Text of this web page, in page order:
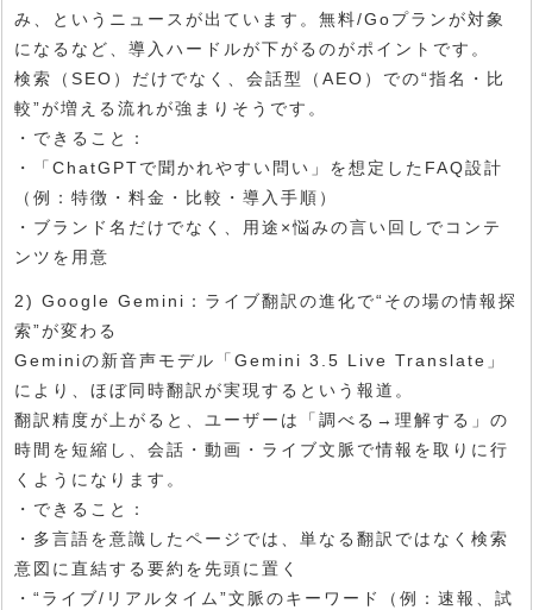
み、というニュースが出ています。無料/Goプランが対象
になるなど、導入ハードルが下がるのがポイントです。
検索（SEO）だけでなく、会話型（AEO）での“指名・比
較”が増える流れが強まりそうです。
・できること：
・「ChatGPTで聞かれやすい問い」を想定したFAQ設計
（例：特徴・料金・比較・導入手順）
・ブランド名だけでなく、用途×悩みの言い回しでコンテ
ンツを用意
2) Google Gemini：ライブ翻訳の進化で“その場の情報探
索”が変わる
Geminiの新音声モデル「Gemini 3.5 Live Translate」
により、ほぼ同時翻訳が実現するという報道。
翻訳精度が上がると、ユーザーは「調べる→理解する」の
時間を短縮し、会話・動画・ライブ文脈で情報を取りに行
くようになります。
・できること：
・多言語を意識したページでは、単なる翻訳ではなく検索
意図に直結する要約を先頭に置く
・“ライブ/リアルタイム”文脈のキーワード（例：速報、試